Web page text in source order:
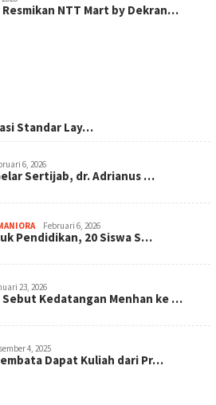
NTT Mart by Dekran…
Standar Lay…
6, 2026
Sertijab, dr. Adrianus …
Februari 6, 2026
Pendidikan, 20 Siswa S…
23, 2026
Sebut Kedatangan Menhan ke …
4, 2025
Dapat Kuliah dari Pr…